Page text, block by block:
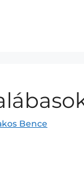
Bence